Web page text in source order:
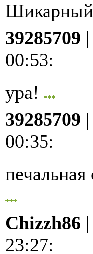
Шикарный
39285709
00:53:
ура!
39285709
00:35:
Chizzh86
23:27: